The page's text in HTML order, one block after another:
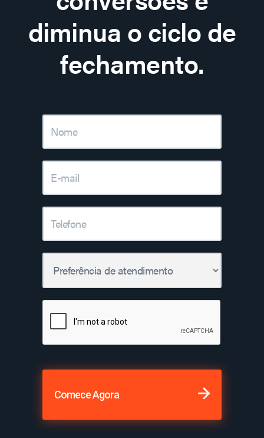
diminua o ciclo de
fechamento.
Comece Agora